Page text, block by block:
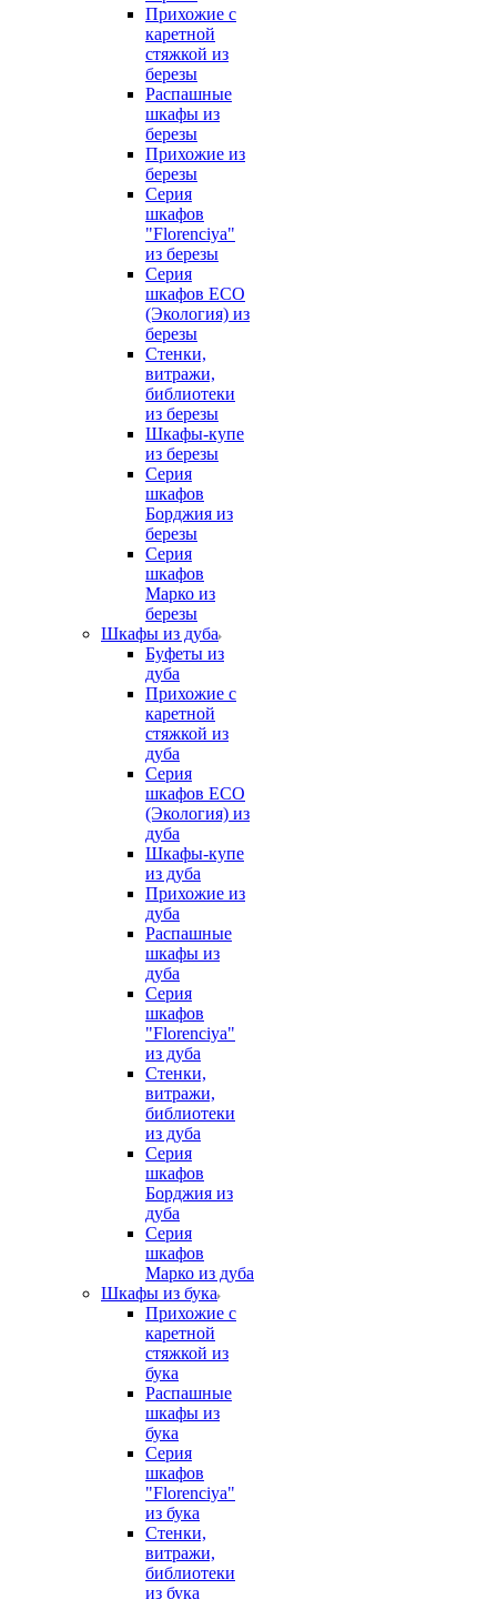
Прихожие с
каретной
стяжкой из
березы
Распашные
шкафы из
березы
Прихожие из
березы
Серия
шкафов
"Florenciya"
из березы
Серия
шкафов ECO
(Экология) из
березы
Стенки,
витражи,
библиотеки
из березы
Шкафы-купе
из березы
Серия
шкафов
Борджия из
березы
Серия
шкафов
Марко из
березы
Шкафы из дуба
Буфеты из
дуба
Прихожие с
каретной
стяжкой из
дуба
Серия
шкафов ECO
(Экология) из
дуба
Шкафы-купе
из дуба
Прихожие из
дуба
Распашные
шкафы из
дуба
Серия
шкафов
"Florenciya"
из дуба
Стенки,
витражи,
библиотеки
из дуба
Серия
шкафов
Борджия из
дуба
Серия
шкафов
Марко из дуба
Шкафы из бука
Прихожие с
каретной
стяжкой из
бука
Распашные
шкафы из
бука
Серия
шкафов
"Florenciya"
из бука
Стенки,
витражи,
библиотеки
из бука